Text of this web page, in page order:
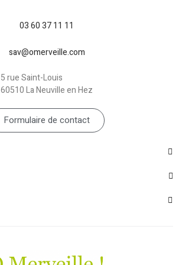
03 60 37 11 11
sav@omerveille.com
5 rue Saint-Louis
60510 La Neuville en Hez
Formulaire de contact